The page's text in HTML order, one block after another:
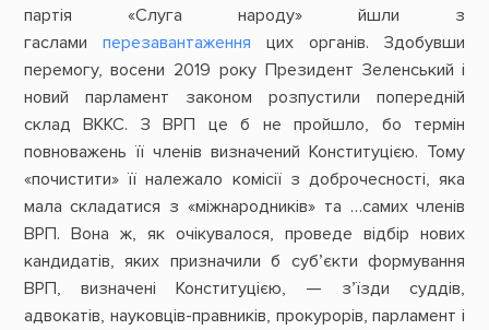
партія «Слуга народу» йшли з
гаслами перезавантаження цих органів. Здобувши
перемогу, восени 2019 року Президент Зеленський і
новий парламент законом розпустили попередній
склад ВККС. З ВРП це б не пройшло, бо термін
повноважень її членів визначений Конституцією. Тому
«почистити» її належало комісії з доброчесності, яка
мала складатися з «міжнародників» та …самих членів
ВРП. Вона ж, як очікувалося, проведе відбір нових
кандидатів, яких призначили б суб’єкти формування
ВРП, визначені Конституцією, — з’їзди суддів,
адвокатів, науковців-правників, прокурорів, парламент і